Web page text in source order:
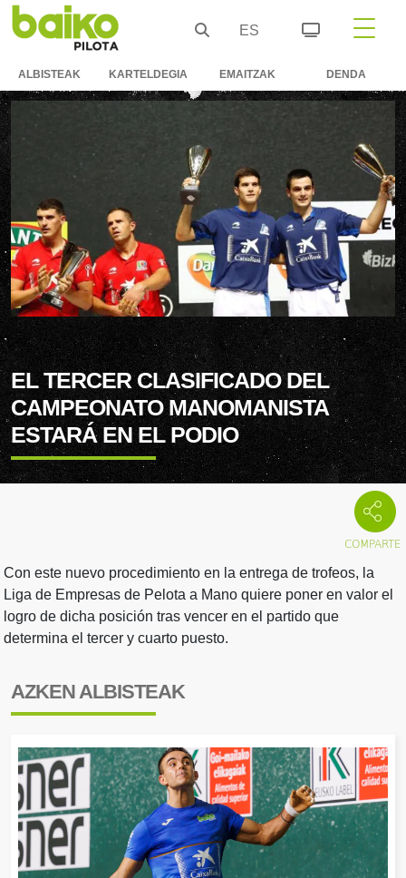
ES
ALBISTEAK KARTELDEGIA EMAITZAK DENDA
EL TERCER CLASIFICADO DEL
CAMPEONATO MANOMANISTA
ESTARÁ EN EL PODIO
Con este nuevo procedimiento en la entrega de trofeos, la
Liga de Empresas de Pelota a Mano quiere poner en valor el
logro de dicha posición tras vencer en el partido que
determina el tercer y cuarto puesto.
AZKEN ALBISTEAK